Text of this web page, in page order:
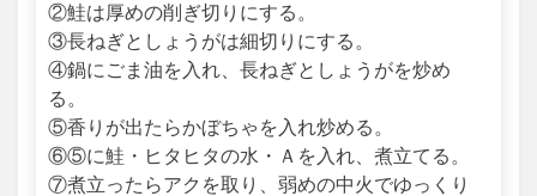
②鮭は厚めの削ぎ切りにする。
③長ねぎとしょうがは細切りにする。
④鍋にごま油を入れ、長ねぎとしょうがを炒め
る。
⑤香りが出たらかぼちゃを入れ炒める。
⑥⑤に鮭・ヒタヒタの水・Ａを入れ、煮立てる。
⑦煮立ったらアクを取り、弱めの中火でゆっくり